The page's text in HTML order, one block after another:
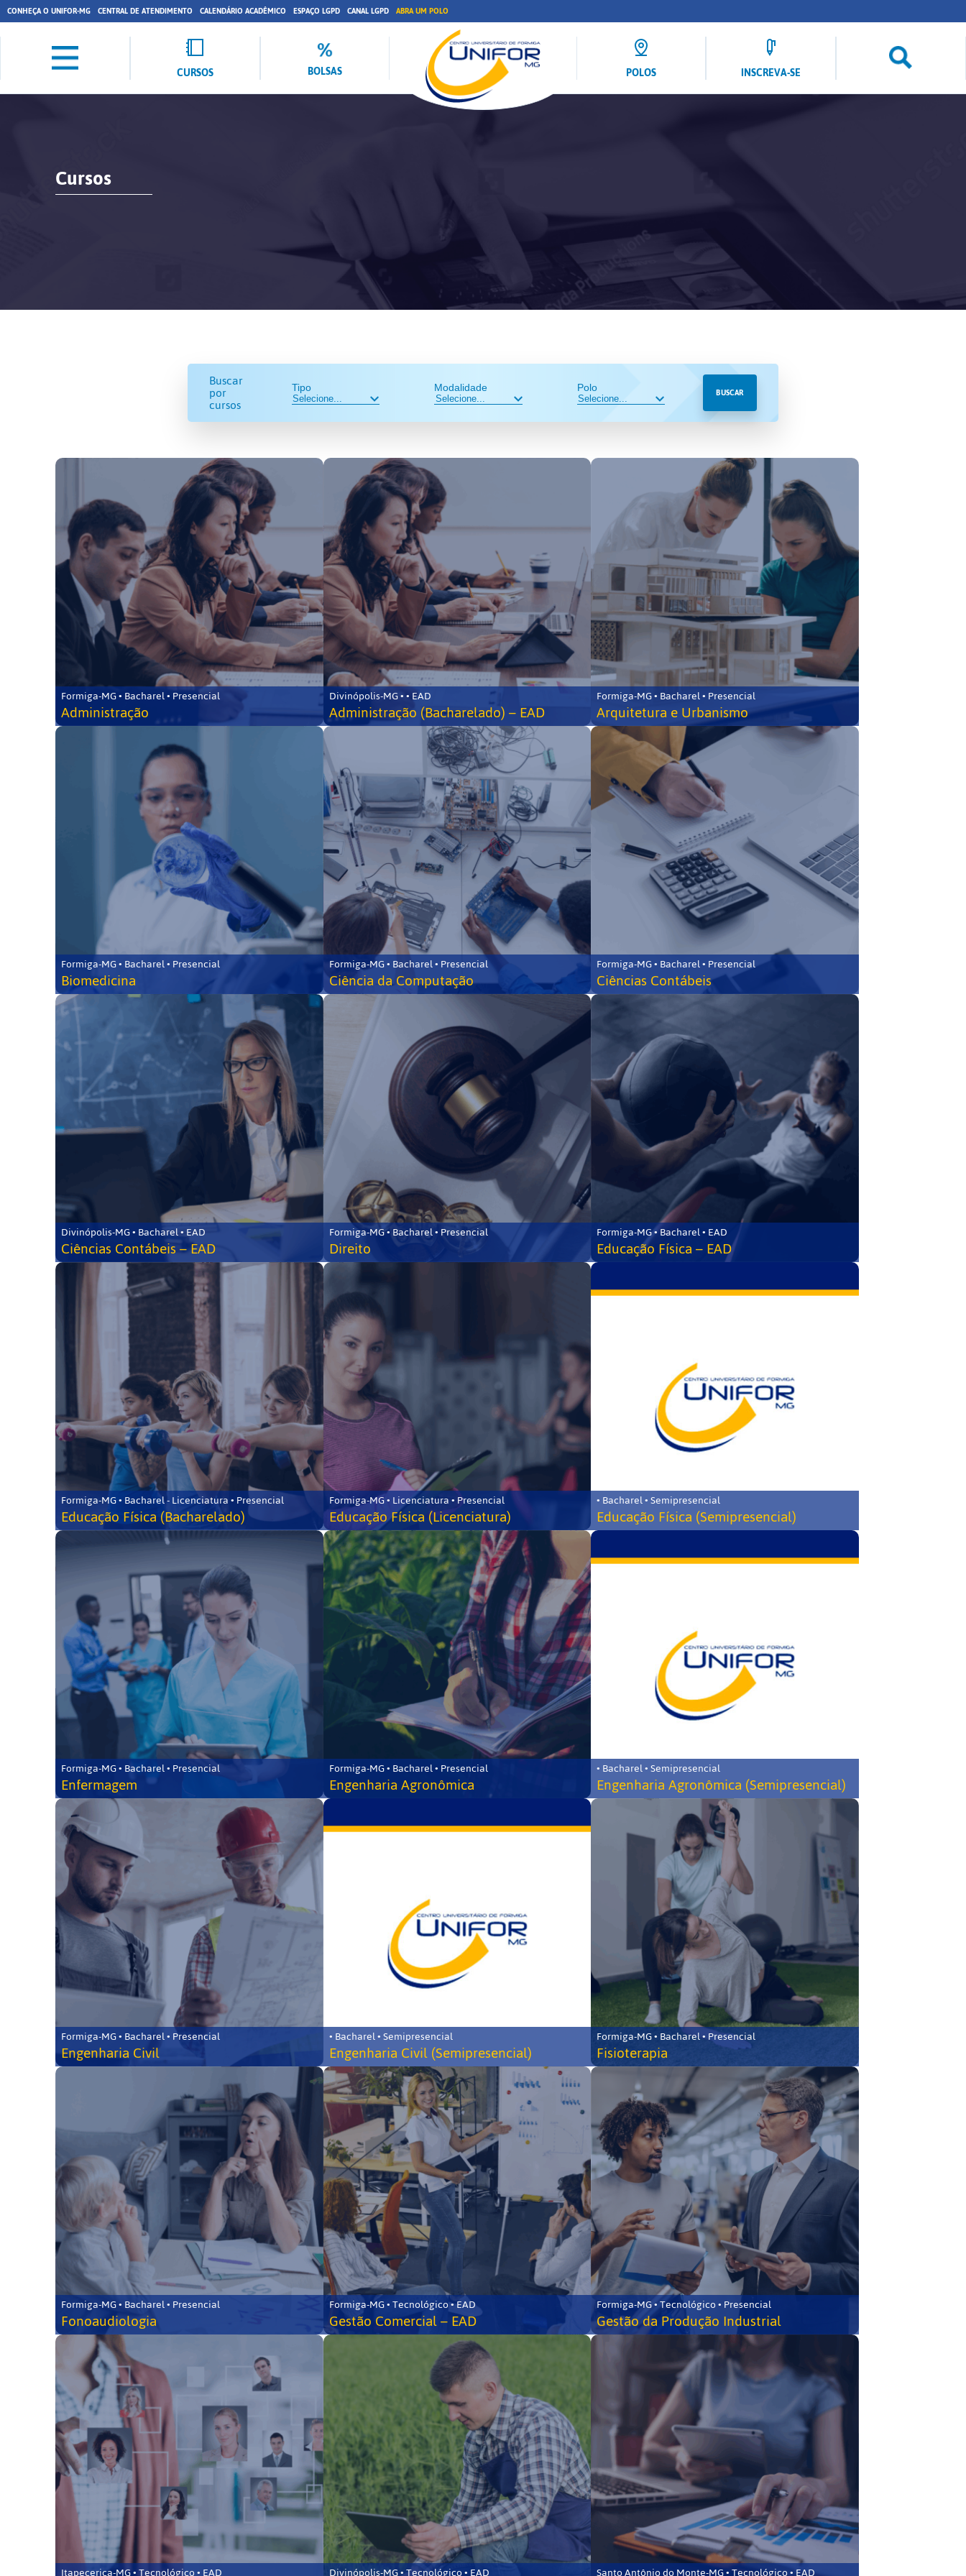
CONHEÇA O UNIFOR-MG CENTRAL DE ATENDIMENTO CALENDÁRIO ACADÊMICO ESPAÇO LGPD CANAL LGPD ABRA UM POLO
CURSOS BOLSAS POLOS INSCREVA-SE
Cursos
Buscar
por
cursos
Tipo Modalidade Polo BUSCAR
Formiga-MG • Bacharel • Presencial
Administração
Divinópolis-MG • • EAD
Administração (Bacharelado) – EAD
Formiga-MG • Bacharel • Presencial
Arquitetura e Urbanismo
Formiga-MG • Bacharel • Presencial
Biomedicina
Formiga-MG • Bacharel • Presencial
Ciência da Computação
Formiga-MG • Bacharel • Presencial
Ciências Contábeis
Divinópolis-MG • Bacharel • EAD
Ciências Contábeis – EAD
Formiga-MG • Bacharel • Presencial
Direito
Formiga-MG • Bacharel • EAD
Educação Física – EAD
Formiga-MG • Bacharel - Licenciatura • Presencial
Educação Física (Bacharelado)
Formiga-MG • Licenciatura • Presencial
Educação Física (Licenciatura)
• Bacharel • Semipresencial
Educação Física (Semipresencial)
Formiga-MG • Bacharel • Presencial
Enfermagem
Formiga-MG • Bacharel • Presencial
Engenharia Agronômica
• Bacharel • Semipresencial
Engenharia Agronômica (Semipresencial)
Formiga-MG • Bacharel • Presencial
Engenharia Civil
• Bacharel • Semipresencial
Engenharia Civil (Semipresencial)
Formiga-MG • Bacharel • Presencial
Fisioterapia
Formiga-MG • Bacharel • Presencial
Fonoaudiologia
Formiga-MG • Tecnológico • EAD
Gestão Comercial – EAD
Formiga-MG • Tecnológico • Presencial
Gestão da Produção Industrial